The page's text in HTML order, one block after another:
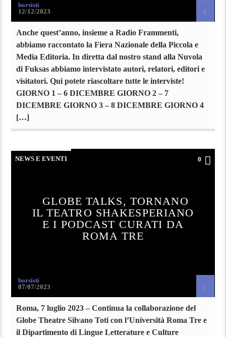
borsisti
12/12/2023
Anche quest’anno, insieme a Radio Frammenti,
abbiamo raccontato la Fiera Nazionale della Piccola e
Media Editoria. In diretta dal nostro stand alla Nuvola
di Fuksas abbiamo intervistato autori, relatori, editori e
visitatori. Qui potete riascoltare tutte le interviste!
GIORNO 1 – 6 DICEMBRE GIORNO 2 – 7
DICEMBRE GIORNO 3 – 8 DICEMBRE GIORNO 4
[…]
NEWS E EVENTI 0
GLOBE TALKS, TORNANO
IL TEATRO SHAKESPERIANO
E I PODCAST CURATI DA
ROMA TRE
borsisti
07/07/2023
Roma, 7 luglio 2023 – Continua la collaborazione del
Globe Theatre Silvano Toti con l’Università Roma Tre e
il Dipartimento di Lingue Letterature e Culture